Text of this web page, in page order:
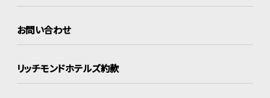
お問い合わせ
リッチモンドホテルズ約款